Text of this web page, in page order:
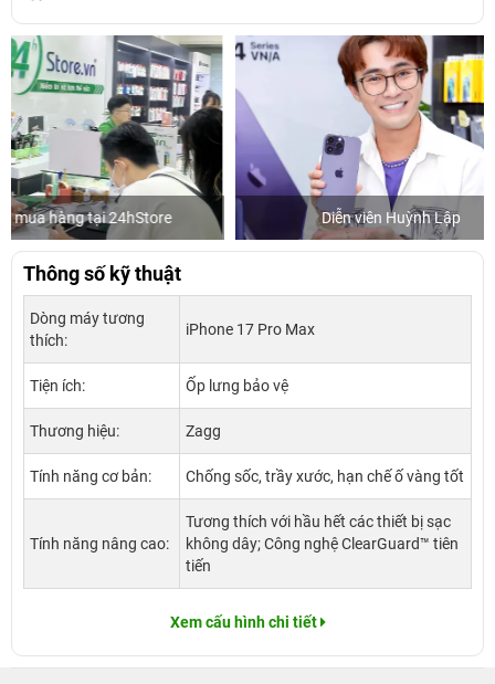
Diễn viên Huỳnh Lập Khách
Thông số kỹ thuật
Dòng máy tương
thích:
iPhone 17 Pro Max
Tiện ích: Ốp lưng bảo vệ
Thương hiệu: Zagg
Tính năng cơ bản: Chống sốc, trầy xước, hạn chế ố vàng tốt
Tính năng nâng cao:
Tương thích với hầu hết các thiết bị sạc
không dây; Công nghệ ClearGuard™ tiên
tiến
Xem cấu hình chi tiết